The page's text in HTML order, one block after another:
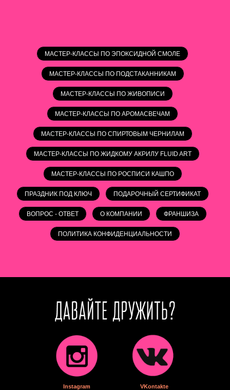
МАСТЕР-КЛАССЫ ПО ЭПОКСИДНОЙ СМОЛЕ
МАСТЕР-КЛАССЫ ПО ПОДСТАКАННИКАМ
МАСТЕР-КЛАССЫ ПО ЖИВОПИСИ
МАСТЕР-КЛАССЫ ПО АРОМАСВЕЧАМ
МАСТЕР-КЛАССЫ ПО СПИРТОВЫМ ЧЕРНИЛАМ
МАСТЕР-КЛАССЫ ПО ЖИДКОМУ АКРИЛУ FLUID ART
МАСТЕР-КЛАССЫ ПО РОСПИСИ КАШПО
ПРАЗДНИК ПОД КЛЮЧ ПОДАРОЧНЫЙ СЕРТИФИКАТ
ВОПРОС - ОТВЕТ О КОМПАНИИ ФРАНШИЗА
ПОЛИТИКА КОНФИДЕНЦИАЛЬНОСТИ
Instagram
VKontakte